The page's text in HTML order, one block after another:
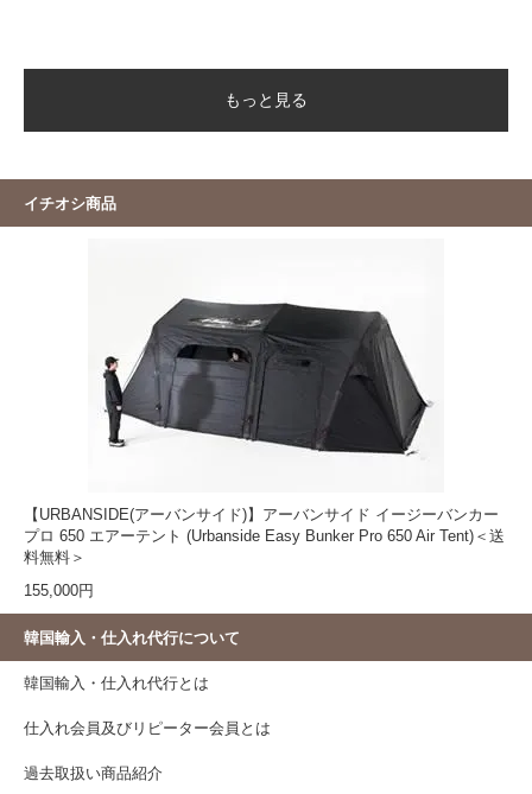
もっと見る
イチオシ商品
【URBANSIDE(アーバンサイド)】アーバンサイド イージーバンカー
プロ 650 エアーテント (Urbanside Easy Bunker Pro 650 Air Tent)＜送
料無料＞
155,000円
韓国輸入・仕入れ代行について
韓国輸入・仕入れ代行とは
仕入れ会員及びリピーター会員とは
過去取扱い商品紹介